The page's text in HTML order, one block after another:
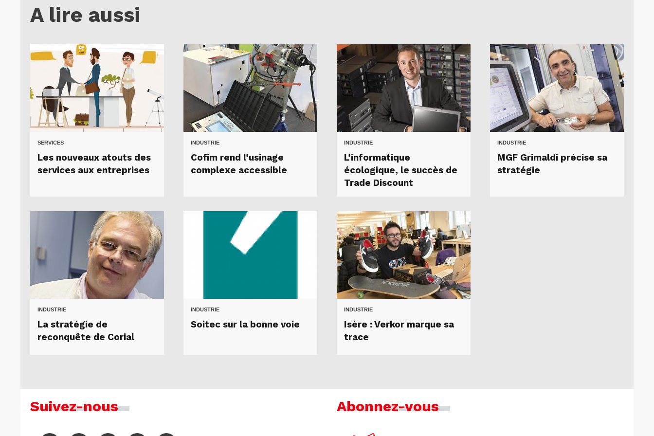
A lire aussi
SERVICES
Les nouveaux atouts des
services aux entreprises
INDUSTRIE
Cofim rend l’usinage
complexe accessible
INDUSTRIE
L’informatique
écologique, le succès de
Trade Discount
INDUSTRIE
MGF Grimaldi précise sa
stratégie
INDUSTRIE
La stratégie de
reconquête de Corial
INDUSTRIE
Soitec sur la bonne voie
INDUSTRIE
Isère : Verkor marque sa
trace
Suivez-nous Abonnez-vous